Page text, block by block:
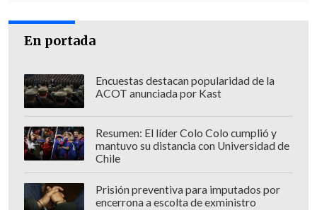
En portada
Encuestas destacan popularidad de la
ACOT anunciada por Kast
Resumen: El líder Colo Colo cumplió y
mantuvo su distancia con Universidad de
Chile
Prisión preventiva para imputados por
encerrona a escolta de exministro